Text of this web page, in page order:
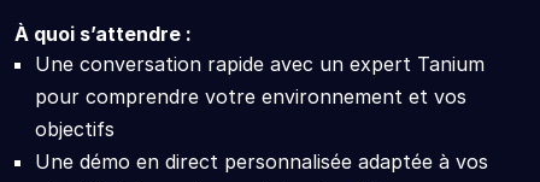
À quoi s’attendre :
Une conversation rapide avec un expert Tanium
pour comprendre votre environnement et vos
objectifs
Une démo en direct personnalisée adaptée à vos